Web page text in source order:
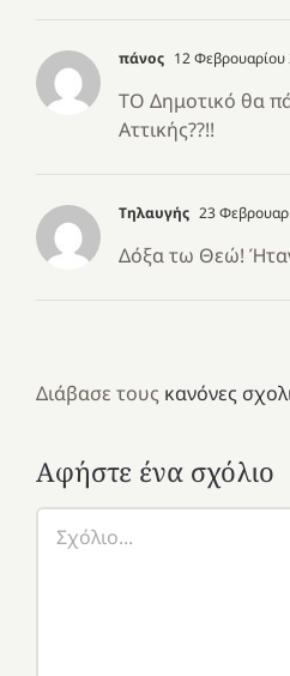
πάνος 12
ΤΟ Δημοτικό θα
Αττικής??!!
Tηλαυγής 23
Δόξα τω Θεώ!
Διάβασε τους κανόνες
Αφήστε ένα σχόλιο